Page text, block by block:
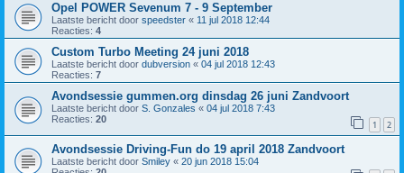
Opel POWER Sevenum 7 - 9 September
Laatste bericht door speedster « 11 jul 2018 12:44
Reacties: 4
Custom Turbo Meeting 24 juni 2018
Laatste bericht door dubversion « 04 jul 2018 12:43
Reacties: 7
Avondsessie gummen.org dinsdag 26 juni Zandvoort
Laatste bericht door S. Gonzales « 04 jul 2018 7:43
Reacties: 20 1 2
Avondsessie Driving-Fun do 19 april 2018 Zandvoort
Laatste bericht door Smiley « 20 jun 2018 15:04